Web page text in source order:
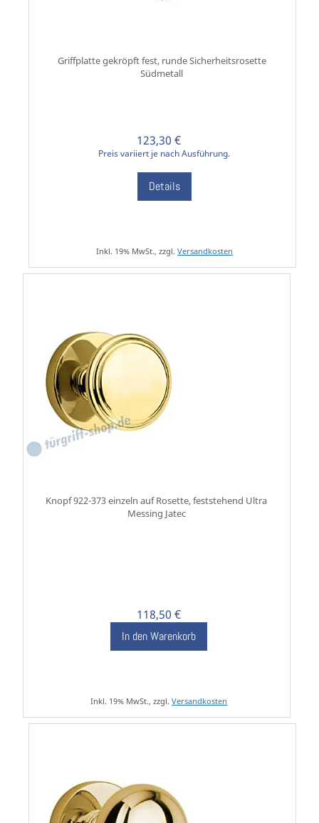
Griffplatte gekröpft fest, runde Sicherheitsrosette
Südmetall
123,30 €
Preis variiert je nach Ausführung.
Details
Inkl. 19% MwSt., zzgl. Versandkosten
Knopf 922-373 einzeln auf Rosette, feststehend Ultra
Messing Jatec
118,50 €
In den Warenkorb
Inkl. 19% MwSt., zzgl.Versandkosten